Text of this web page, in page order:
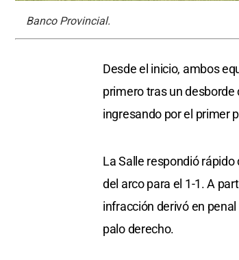
Banco Provincial.
Desde el inicio, ambos
primero tras un
ingresando por el primer
La Salle respondió
del arco para el 1-1. A
infracción derivó en
palo derecho.